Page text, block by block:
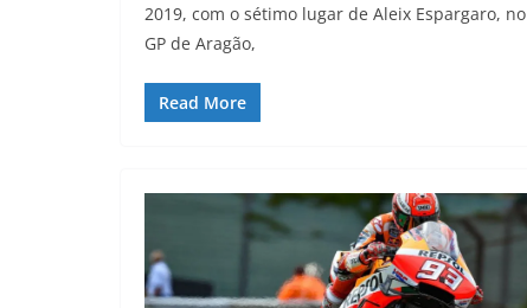
2019, com o sétimo lugar de Aleix Espargaro, no
GP de Aragão,
Read More